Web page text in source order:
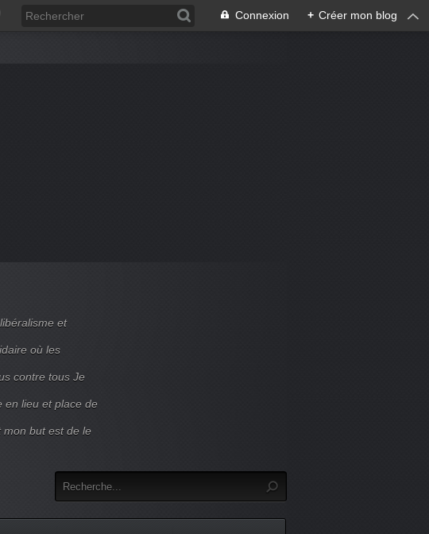
Connexion + Créer mon blog
et
où les
contre tous Je
en lieu et place de
mon but est de le